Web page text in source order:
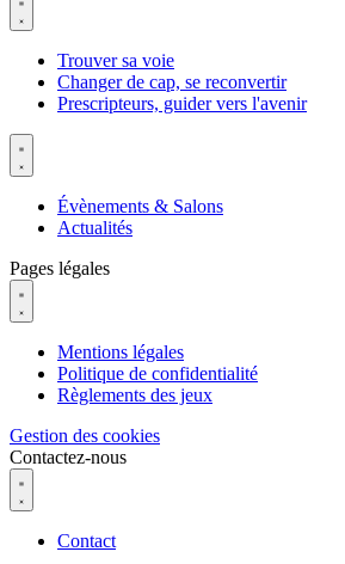
Trouver sa voie
Changer de cap, se reconvertir
Prescripteurs, guider vers l'avenir
Évènements & Salons
Actualités
Pages légales
Mentions légales
Politique de confidentialité
Règlements des jeux
Gestion des cookies
Contactez-nous
Contact